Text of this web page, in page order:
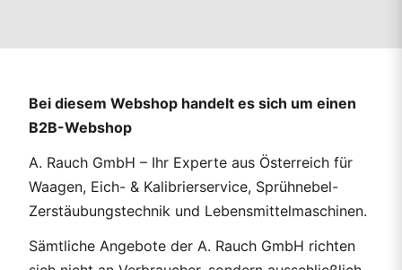
Bei diesem Webshop handelt es sich um einen
B2B-Webshop
A. Rauch GmbH – Ihr Experte aus Österreich für
Waagen, Eich- & Kalibrierservice, Sprühnebel-
Zerstäubungstechnik und Lebensmittelmaschinen.
Sämtliche Angebote der A. Rauch GmbH richten